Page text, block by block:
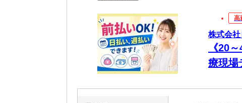
高
株式会
《20
療現場